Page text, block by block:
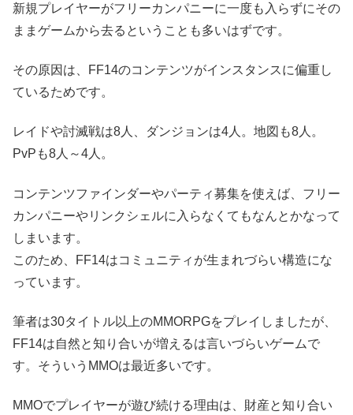
新規プレイヤーがフリーカンパニーに一度も入らずにその
ままゲームから去るということも多いはずです。
その原因は、FF14のコンテンツがインスタンスに偏重し
ているためです。
レイドや討滅戦は8人、ダンジョンは4人。地図も8人。
PvPも8人～4人。
コンテンツファインダーやパーティ募集を使えば、フリー
カンパニーやリンクシェルに入らなくてもなんとかなって
しまいます。
このため、FF14はコミュニティが生まれづらい構造にな
っています。
筆者は30タイトル以上のMMORPGをプレイしましたが、
FF14は自然と知り合いが増えるは言いづらいゲームで
す。そういうMMOは最近多いです。
MMOでプレイヤーが遊び続ける理由は、財産と知り合い